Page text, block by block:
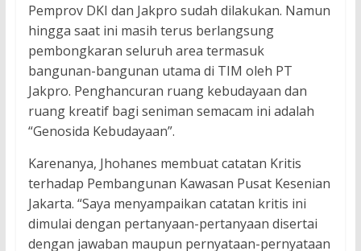
Pemprov DKI dan Jakpro sudah dilakukan. Namun
hingga saat ini masih terus berlangsung
pembongkaran seluruh area termasuk
bangunan-bangunan utama di TIM oleh PT
Jakpro. Penghancuran ruang kebudayaan dan
ruang kreatif bagi seniman semacam ini adalah
“Genosida Kebudayaan”.
Karenanya, Jhohanes membuat catatan Kritis
terhadap Pembangunan Kawasan Pusat Kesenian
Jakarta. “Saya menyampaikan catatan kritis ini
dimulai dengan pertanyaan-pertanyaan disertai
dengan jawaban maupun pernyataan-pernyataan